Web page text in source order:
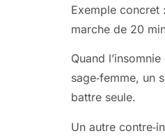
Exemple concret
marche de 20
Quand
sage‑femme, un
battre seule.
Un autre